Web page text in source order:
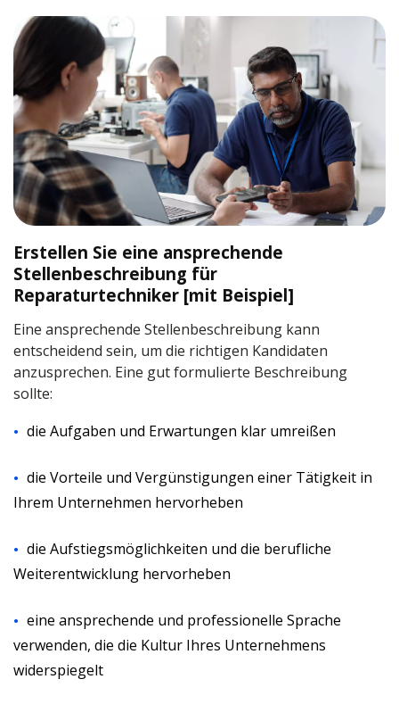
Erstellen Sie eine ansprechende
Stellenbeschreibung für
Reparaturtechniker [mit Beispiel]
Eine ansprechende Stellenbeschreibung kann
entscheidend sein, um die richtigen Kandidaten
anzusprechen. Eine gut formulierte Beschreibung
sollte:
die Aufgaben und Erwartungen klar umreißen
die Vorteile und Vergünstigungen einer Tätigkeit in
Ihrem Unternehmen hervorheben
die Aufstiegsmöglichkeiten und die berufliche
Weiterentwicklung hervorheben
eine ansprechende und professionelle Sprache
verwenden, die die Kultur Ihres Unternehmens
widerspiegelt